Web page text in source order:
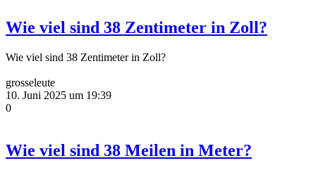
Wie viel sind 38 Zentimeter in Zoll?
Wie viel sind 38 Zentimeter in Zoll?
grosseleute
10. Juni 2025 um 19:39
0
Wie viel sind 38 Meilen in Meter?